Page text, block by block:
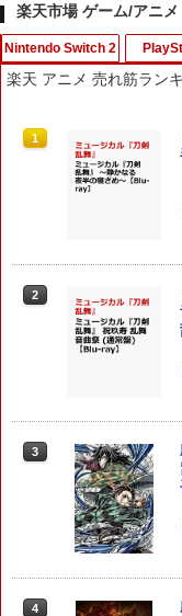
楽天市場 ゲーム/アニ
Nintendo Switch 2
1
3
1
3
楽天 アニメ 売れ筋ラン
1
2
3
4